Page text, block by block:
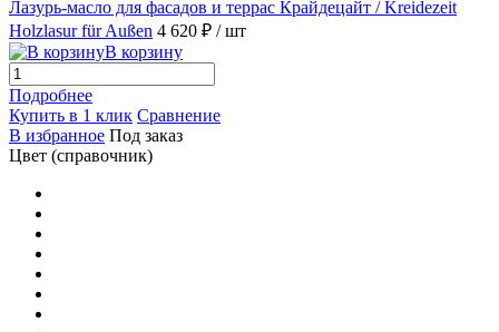
Лазурь-масло для фасадов и террас Крайдецайт / Kreidezeit
Holzlasur für Außen 4 620 ₽ / шт
В корзину
Подробнее
Купить в 1 клик Сравнение
В избранное Под заказ
Цвет (справочник)